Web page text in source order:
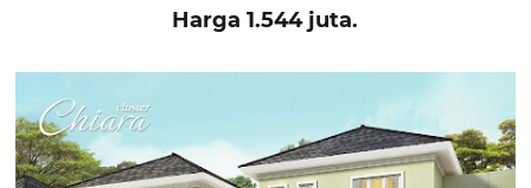
Harga 1.544 juta.